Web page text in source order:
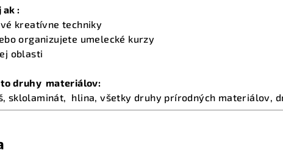
ak :
kreatívne techniky
organizujete umelecké kurzy
oblasti
druhy materiálov:
sklolaminát, hlina, všetky druhy prírodných materiálov,